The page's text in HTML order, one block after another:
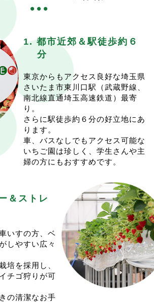
来園、心よりお待ち申し上げております。
15:57
り開始のご案内>
ンのイチゴ狩りは1/15(木)から開始いたしま
例年通り、1週間前の0:00スタートとなりま
の枠追加も例年同様となります。
鑑みて、はじめは(木)(日)の週2日で始めたい
。
水)(土)はイチゴ狩りを開けない予定なのでご注
が確認でき次第、(水)(木)(土)(日)の週4で開け
と思います。
ホームページ、Instaにてpostいたします。
約は1週間前を切っておりますが、
から予約を開始したいと思います！
はじめのイチゴ狩り、ぜひご検討ください。
来園をお待ちしております。
12:39
シーズンのイチゴ狩りの予約に関して>
のイチゴ狩りは１月初旬スタート予定です
比べて少し先行きが見ずらいです。
っては２月頃までスタートがずれ込む可能性も
。
インスタやHPにてpostします。
こちらも様子をみてpostいたします。
ち頂ければと思います。
31(水)まで営業
3(土)からスタートします。
例年通り(水)(木)(土)(日)営業予定です。
中でも、多くの方に満足して頂けるよう努めて
。
ちしております
12:47
シーズンのイチゴ販売は12/18(木)にOPENい
だんだんと赤らんできてくれている状況です。
は例年通り紅ほっぺ、章姫、べにたま、あまり
は晩成品種のため、年末～年明けの販売開始と
ご注意ください。
は１月上旬からのご案内予定ですが、追って
ます。
来園を心よりお待ちしております。
11:36
シ&冷凍イチゴ販売
らスタートいたします！
オフもトウモロコシの収獲が始まります。
毎週 (火) (木) (土) といたします。
10:00〜売り切れ次第終了となります。
1. 都市近郊＆駅徒歩約６
分
東京からもアクセス良好な埼玉県
さいたま市東川口駅（武蔵野線、
南北線直通埼玉高速鉄道）最寄
り。
さらに駅徒歩約６分の好立地にあ
ります。
車、バスなしでもアクセス可能な
いちご園は珍しく、学生さんや主
婦の方にもおすすめです。
＆ストレ
いすの方、ベ
しやすい広々
培を採用し、
チゴ狩りが可
の清潔なお手